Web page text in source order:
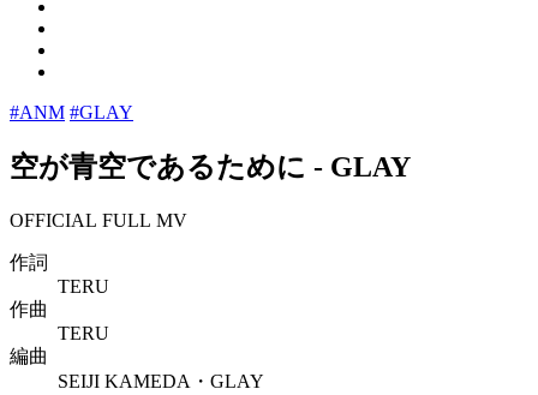
#ANM #GLAY
空が青空であるために - GLAY
OFFICIAL FULL MV
作詞
TERU
作曲
TERU
編曲
SEIJI KAMEDA・GLAY